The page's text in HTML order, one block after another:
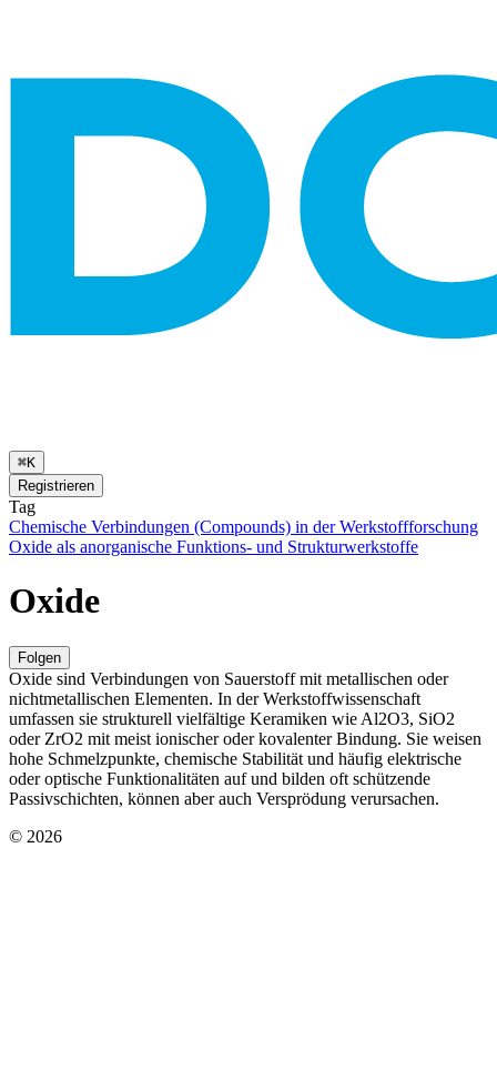
⌘K
Registrieren
Tag
Chemische Verbindungen (Compounds) in der Werkstoffforschung
Oxide als anorganische Funktions- und Strukturwerkstoffe
Oxide
Folgen
Oxide sind Verbindungen von Sauerstoff mit metallischen oder
nichtmetallischen Elementen. In der Werkstoffwissenschaft
umfassen sie strukturell vielfältige Keramiken wie Al2O3, SiO2
oder ZrO2 mit meist ionischer oder kovalenter Bindung. Sie weisen
hohe Schmelzpunkte, chemische Stabilität und häufig elektrische
oder optische Funktionalitäten auf und bilden oft schützende
Passivschichten, können aber auch Versprödung verursachen.
© 2026